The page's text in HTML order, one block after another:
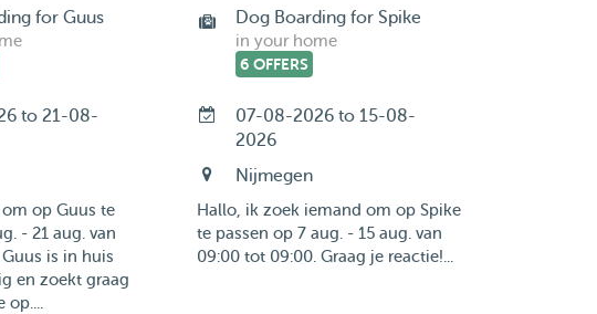
for Guus
to 21-08-
op Guus te
- 21 aug. van
is in huis
en zoekt graag
op....
Dog Boarding for Spike
in your home
6 OFFERS
07-08-2026 to 15-08-
2026
Nijmegen
Hallo, ik zoek iemand om op Spike
te passen op 7 aug. - 15 aug. van
09:00 tot 09:00. Graag je reactie!...